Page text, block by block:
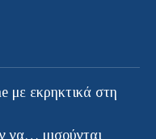
με εκρηκτικά στη
να… μισούνται